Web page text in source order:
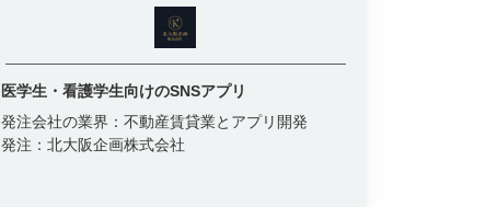
医学生・看護学生向けのSNSアプリ
発注会社の業界： 不動産賃貸業とアプリ開発
発注： 北大阪企画株式会社